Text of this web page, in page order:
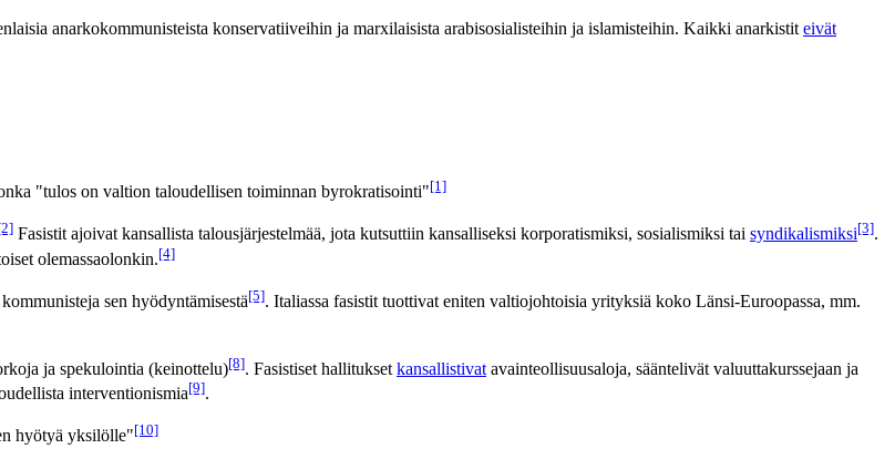
anarkokommunisteista konservatiiveihin ja marxilaisista arabisosialisteihin ja islamisteihin. Kaikki anarkistit eivät
"tulos on valtion taloudellisen toiminnan byrokratisointi"[1]
Fasistit ajoivat kansallista talousjärjestelmää, jota kutsuttiin kansalliseksi korporatismiksi, sosialismiksi tai syndikalismiksi[3].
olemassaolonkin.[4]
sen hyödyntämisestä[5]. Italiassa fasistit tuottivat eniten valtiojohtoisia yrityksiä koko Länsi-Euroopassa, mm.
ja spekulointia (keinottelu)[8]. Fasistiset hallitukset kansallistivat avainteollisuusaloja, sääntelivät valuuttakurssejaan ja
interventionismia[9].
hyötyä yksilölle"[10]